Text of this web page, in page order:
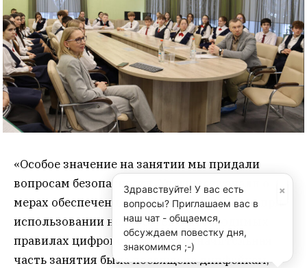
«Особое значение на занятии мы придали
вопросам безопасности. Учащиеся узнали о
мерах обеспечения конфиденциальности при
использовании нейросетей и необходимых
правилах цифровой гигиены. Значительная
часть занятия была посвящена дипфейкам,
×
Здравствуйте! У вас есть
вопросы? Приглашаем вас в
наш чат - общаемся,
обсуждаем повестку дня,
знакомимся ;-)